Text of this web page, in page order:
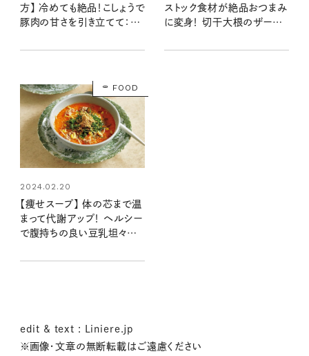
方】 冷めても絶品！こしょうで
豚肉の甘さを引き立てて：レ
ストック食材が絶品おつまみ
に変身！ 切干大根のザーサ
かりさん）
FOOD
2024.02.20
【痩せスープ】 体の芯まで温
まって代謝アップ！ ヘルシー
で腹持ちの良い豆乳坦々ス
edit & text : Liniere.jp
※画像・文章の無断転載はご遠慮ください